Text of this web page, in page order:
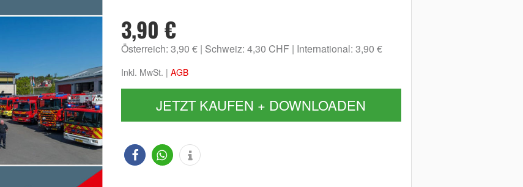
3,90 €
Österreich: 3,90 € Schweiz: 4,30 CHF International: 3,90 €
Inkl. MwSt. | AGB
JETZT KAUFEN + DOWNLOADEN